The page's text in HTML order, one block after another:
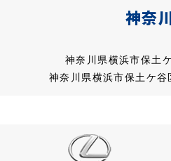
神奈
神奈川県横浜市保土
神奈川県横浜市保土ケ谷